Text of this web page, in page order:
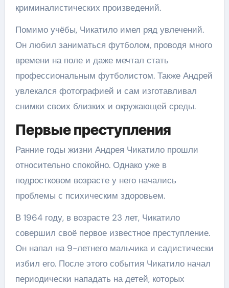
криминалистических произведений.
Помимо учёбы, Чикатило имел ряд увлечений.
Он любил заниматься футболом, проводя много
времени на поле и даже мечтал стать
профессиональным футболистом. Также Андрей
увлекался фотографией и сам изготавливал
снимки своих близких и окружающей среды.
Первые преступления
Ранние годы жизни Андрея Чикатило прошли
относительно спокойно. Однако уже в
подростковом возрасте у него начались
проблемы с психическим здоровьем.
В 1964 году, в возрасте 23 лет, Чикатило
совершил своё первое известное преступление.
Он напал на 9-летнего мальчика и садистически
избил его. После этого события Чикатило начал
периодически нападать на детей, которых